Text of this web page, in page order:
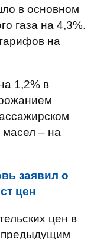
в основном
газа на 4,3%.
на
1,2% в
масел – на
заявил о
цен
цен в
предыдущим